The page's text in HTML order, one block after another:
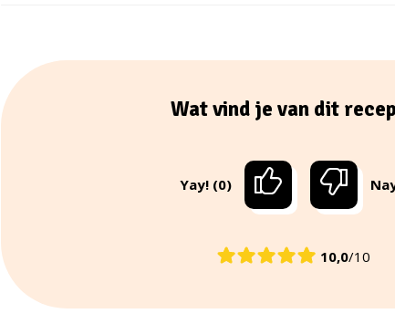
Wat vind je van dit
Yay! (0)
10,0/10